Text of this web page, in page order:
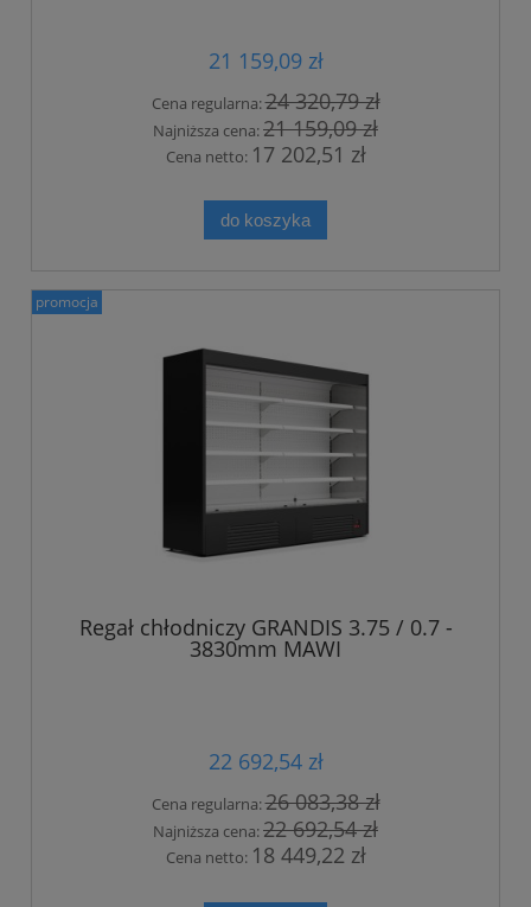
21 159,09 zł
Cena regularna:24 320,79 zł
Najniższa cena:21 159,09 zł
Cena netto: 17 202,51 zł
do koszyka
Regał chłodniczy GRANDIS 3.75 / 0.7 -
3830mm MAWI
22 692,54 zł
Cena regularna:26 083,38 zł
Najniższa cena:22 692,54 zł
Cena netto: 18 449,22 zł
promocja